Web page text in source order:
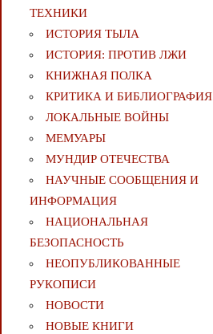
ТЕХНИКИ
ИСТОРИЯ ТЫЛА
ИСТОРИЯ: ПРОТИВ ЛЖИ
КНИЖНАЯ ПОЛКА
КРИТИКА И БИБЛИОГРАФИЯ
ЛОКАЛЬНЫЕ ВОЙНЫ
МЕМУАРЫ
МУНДИР ОТЕЧЕСТВА
НАУЧНЫЕ СООБЩЕНИЯ И
ИНФОРМАЦИЯ
НАЦИОНАЛЬНАЯ
БЕЗОПАСНОСТЬ
НЕОПУБЛИКОВАННЫЕ
РУКОПИСИ
НОВОСТИ
НОВЫЕ КНИГИ